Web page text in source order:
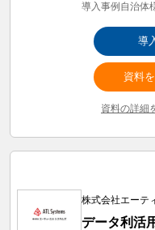
導入事例自治体
導
資料
資料の詳細
株式会社エーテ
データ利活